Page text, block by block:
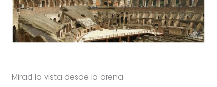
Mirad la vista desde la arena